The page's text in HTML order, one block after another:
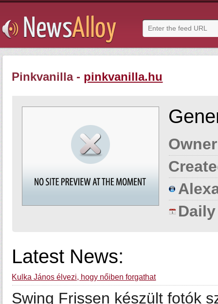
Pinkvanilla - pinkvanilla.hu
Latest News:
Kulka János élvezi, hogy nőiben forgathat
Swing Frissen készült fotók